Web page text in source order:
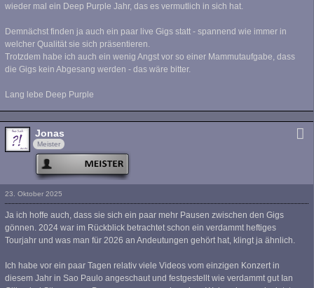
wieder mal ein Deep Purple Jahr, das es vermutlich in sich hat.
Demnächst finden ja auch ein paar live Gigs statt - spannend wie immer in
welcher Qualität sie sich präsentieren.
Trotzdem habe ich auch ein wenig Angst vor so einer Mammutaufgabe, dass
die Gigs kein Abgesang werden - das wäre bitter.
Lang lebe Deep Purple
Jonas
Meister
23. Oktober 2025
Ja ich hoffe auch, dass sie sich ein paar mehr Pausen zwischen den Gigs
gönnen. 2024 war im Rückblick betrachtet schon ein verdammt heftiges
Tourjahr und was man für 2026 an Andeutungen gehört hat, klingt ja ähnlich.
Ich habe vor ein paar Tagen relativ viele Videos vom einzigen Konzert in
diesem Jahr in Sao Paulo angeschaut und festgestellt wie verdammt gut Ian